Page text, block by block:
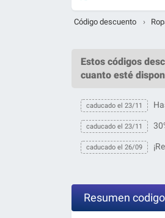
Código descuento ›
Estos códigos
cuanto esté
caducado el 23/11
caducado el 23/11
caducado el 26/09
Resumen